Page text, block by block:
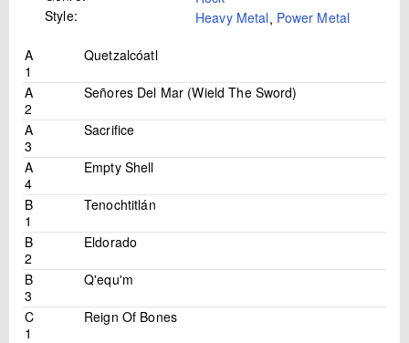
Style:
Heavy Metal, Power Metal
A
1
Quetzalcóatl
A
2
Señores Del Mar (Wield The Sword)
A
3
Sacrifice
A
4
Empty Shell
B
1
Tenochtitlán
B
2
Eldorado
B
3
Q'equ'm
C
1
Reign Of Bones